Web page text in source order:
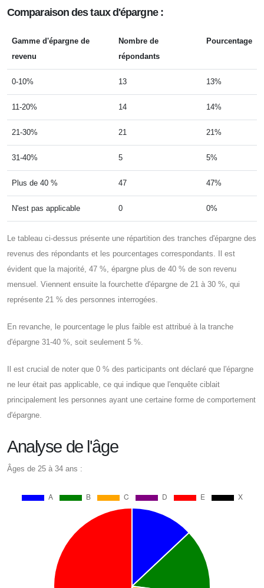
Comparaison des taux d'épargne :
Gamme d'épargne de
revenu
Nombre de
répondants
Pourcentage
0-10% 13 13%
11-20% 14 14%
21-30% 21 21%
31-40% 5 5%
Plus de 40 % 47 47%
N'est pas applicable 0 0%
Le tableau ci-dessus présente une répartition des tranches d'épargne des
revenus des répondants et les pourcentages correspondants. Il est
évident que la majorité, 47 %, épargne plus de 40 % de son revenu
mensuel. Viennent ensuite la fourchette d'épargne de 21 à 30 %, qui
représente 21 % des personnes interrogées.
En revanche, le pourcentage le plus faible est attribué à la tranche
d'épargne 31-40 %, soit seulement 5 %.
Il est crucial de noter que 0 % des participants ont déclaré que l'épargne
ne leur était pas applicable, ce qui indique que l'enquête ciblait
principalement les personnes ayant une certaine forme de comportement
d'épargne.
Analyse de l'âge
Âges de 25 à 34 ans :